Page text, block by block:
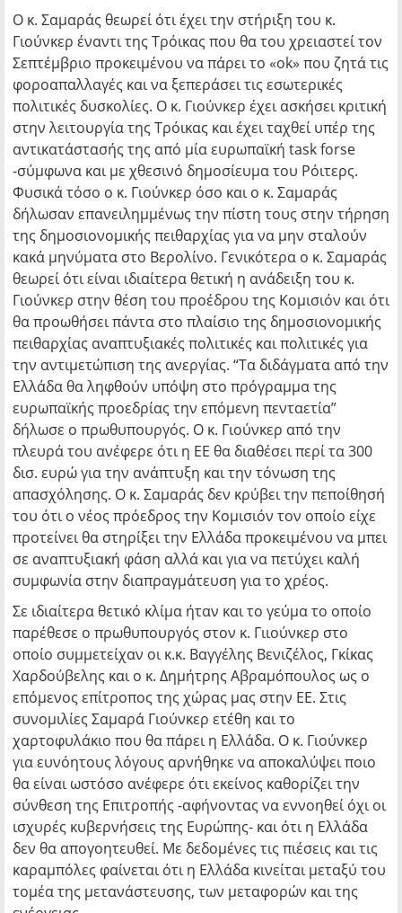
Ο κ. Σαμαράς θεωρεί ότι έχει την στήριξη του κ.
Γιούνκερ έναντι της Τρόικας που θα του χρειαστεί τον
Σεπτέμβριο προκειμένου να πάρει το «οk» που ζητά τις
φοροαπαλλαγές και να ξεπεράσει τις εσωτερικές
πολιτικές δυσκολίες. Ο κ. Γιούνκερ έχει ασκήσει κριτική
στην λειτουργία της Τρόικας και έχει ταχθεί υπέρ της
αντικατάστασής της από μία ευρωπαϊκή task forse
-σύμφωνα και με χθεσινό δημοσίευμα του Ρόιτερς.
Φυσικά τόσο ο κ. Γιούνκερ όσο και ο κ. Σαμαράς
δήλωσαν επανειλημμένως την πίστη τους στην τήρηση
της δημοσιονομικής πειθαρχίας για να μην σταλούν
κακά μηνύματα στο Βερολίνο. Γενικότερα ο κ. Σαμαράς
θεωρεί ότι είναι ιδιαίτερα θετική η ανάδειξη του κ.
Γιούνκερ στην θέση του προέδρου της Κομισιόν και ότι
θα προωθήσει πάντα στο πλαίσιο της δημοσιονομικής
πειθαρχίας αναπτυξιακές πολιτικές και πολιτικές για
την αντιμετώπιση της ανεργίας. “Τα διδάγματα από την
Ελλάδα θα ληφθούν υπόψη στο πρόγραμμα της
ευρωπαϊκής προεδρίας την επόμενη πενταετία”
δήλωσε ο πρωθυπουργός. Ο κ. Γιούνκερ από την
πλευρά του ανέφερε ότι η ΕΕ θα διαθέσει περί τα 300
δισ. ευρώ για την ανάπτυξη και την τόνωση της
απασχόλησης. Ο κ. Σαμαράς δεν κρύβει την πεποίθησή
του ότι ο νέος πρόεδρος την Κομισιόν τον οποίο είχε
προτείνει θα στηρίξει την Ελλάδα προκειμένου να μπει
σε αναπτυξιακή φάση αλλά και για να πετύχει καλή
συμφωνία στην διαπραγμάτευση για το χρέος.
Σε ιδιαίτερα θετικό κλίμα ήταν και το γεύμα το οποίο
παρέθεσε ο πρωθυπουργός στον κ. Γιιούνκερ στο
οποίο συμμετείχαν οι κ.κ. Βαγγέλης Βενιζέλος, Γκίκας
Χαρδούβελης και ο κ. Δημήτρης Αβραμόπουλος ως ο
επόμενος επίτροπος της χώρας μας στην ΕΕ. Στις
συνομιλίες Σαμαρά Γιούνκερ ετέθη και το
χαρτοφυλάκιο που θα πάρει η Ελλάδα. Ο κ. Γιούνκερ
για ευνόητους λόγους αρνήθηκε να αποκαλύψει ποιο
θα είναι ωστόσο ανέφερε ότι εκείνος καθορίζει την
σύνθεση της Επιτροπής -αφήνοντας να εννοηθεί όχι οι
ισχυρές κυβερνήσεις της Ευρώπης- και ότι η Ελλάδα
δεν θα απογοητευθεί. Με δεδομένες τις πιέσεις και τις
καραμπόλες φαίνεται ότι η Ελλάδα κινείται μεταξύ του
τομέα της μετανάστευσης, των μεταφορών και της